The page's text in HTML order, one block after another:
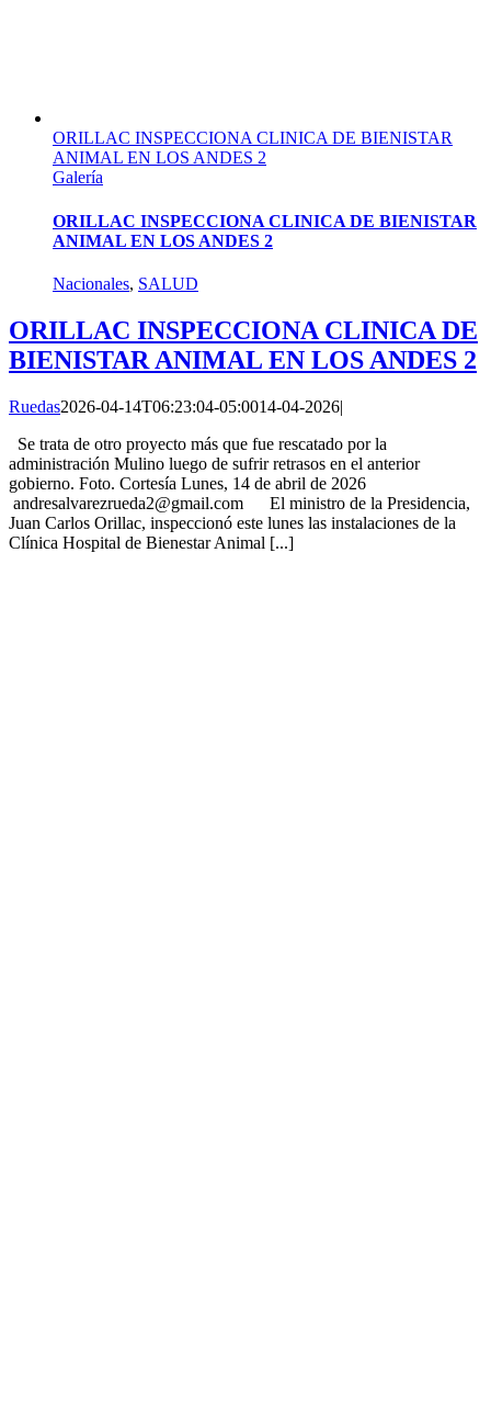
ORILLAC INSPECCIONA CLINICA DE BIENISTAR
ANIMAL EN LOS ANDES 2
Galería
ORILLAC INSPECCIONA CLINICA DE BIENISTAR
ANIMAL EN LOS ANDES 2
Nacionales, SALUD
ORILLAC INSPECCIONA CLINICA DE
BIENISTAR ANIMAL EN LOS ANDES 2
Ruedas2026-04-14T06:23:04-05:0014-04-2026|
Se trata de otro proyecto más que fue rescatado por la
administración Mulino luego de sufrir retrasos en el anterior
gobierno. Foto. Cortesía Lunes, 14 de abril de 2026
andresalvarezrueda2@gmail.com El ministro de la Presidencia,
Juan Carlos Orillac, inspeccionó este lunes las instalaciones de la
Clínica Hospital de Bienestar Animal [...]